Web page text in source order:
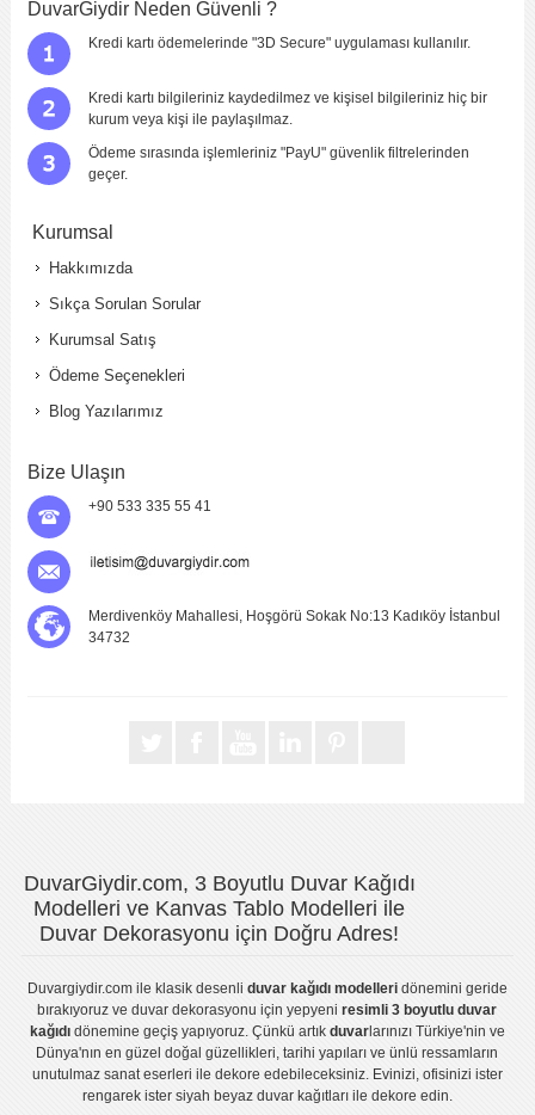
DuvarGiydir Neden Güvenli ?
Kredi kartı ödemelerinde "3D Secure" uygulaması kullanılır.
Kredi kartı bilgileriniz kaydedilmez ve kişisel bilgileriniz hiç bir
kurum veya kişi ile paylaşılmaz.
Ödeme sırasında işlemleriniz "PayU" güvenlik filtrelerinden
geçer.
Kurumsal
Hakkımızda
Sıkça Sorulan Sorular
Kurumsal Satış
Ödeme Seçenekleri
Blog Yazılarımız
Bize Ulaşın
+90 533 335 55 41
Merdivenköy Mahallesi, Hoşgörü Sokak No:13 Kadıköy İstanbul
34732
DuvarGiydir.com, 3 Boyutlu Duvar Kağıdı
Modelleri ve Kanvas Tablo Modelleri ile
Duvar Dekorasyonu için Doğru Adres!
Duvargiydir.comile klasik desenli duvar kağıdı modelleridönemini geride
bırakıyoruz veduvar dekorasyonu için yepyeniresimli 3 boyutlu duvar
kağıdıdönemine geçiş yapıyoruz. Çünkü artık duvarlarınızı Türkiye'nin ve
Dünya'nın en güzel doğal güzellikleri, tarihi yapıları ve ünlü ressamların
unutulmaz sanat eserleri ile dekore edebileceksiniz. Evinizi, ofisinizi ister
rengarek ister siyah beyaz duvar kağıtlarıile dekore edin.